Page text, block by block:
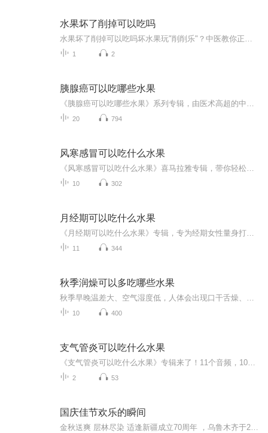
水果坏了削掉可以吃吗
1 2
胰腺癌可以吃哪些水果
20 794
风寒感冒可以吃什么水果
10 302
月经期可以吃什么水果
11 344
秋季润燥可以多吃哪些水果
10 400
支气管炎可以吃什么水果
2 53
国庆佳节欢乐的瞬间